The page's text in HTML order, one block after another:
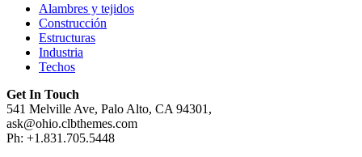
Alambres y tejidos
Construcción
Estructuras
Industria
Techos
Get In Touch
541 Melville Ave, Palo Alto, CA 94301,
ask@ohio.clbthemes.com
Ph: +1.831.705.5448